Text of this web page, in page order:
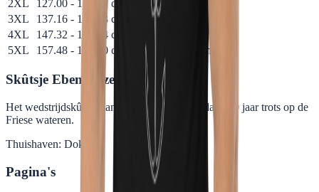
2XL
127.00 - 134.62 cm 81.28 cm
54.61 cm
3XL
137.16 - 144.78 cm 83.82 cm
57.91 cm
4XL
147.32 - 154.94 cm
61.47 cm
5XL
157.48 - 165.10 cm 88.90 cm 64.26 cm
Skûtsje Ebenhaëzer
Het wedstrijdskûtsje van Dokkum! Al meer dan 110 jaar trots op de
Friese wateren.
Thuishaven: Dokkum
Pagina's